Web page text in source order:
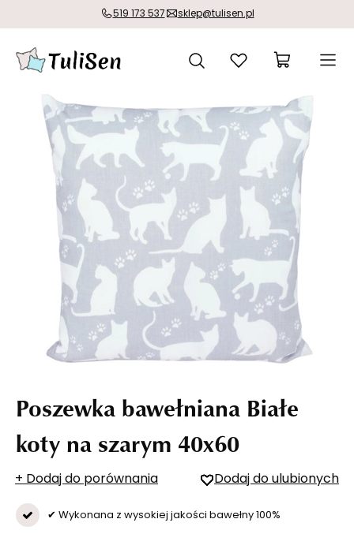
519 173 537 sklep@tulisen.pl
Poszewka bawełniana Białe
koty na szarym 40x60
+ Dodaj do porównania Dodaj do ulubionych
✔ Wykonana z wysokiej jakości bawełny 100%